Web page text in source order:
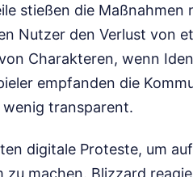
stießen die Maßnahmen
Nutzer den Verlust von
Charakteren, wenn
empfanden die
transparent.
digitale Proteste, um
zu machen. Blizzard